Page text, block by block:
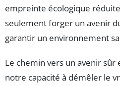
empreinte écologique
seulement forger un avenir
garantir un environnement
Le chemin vers un avenir
notre capacité à démêler le